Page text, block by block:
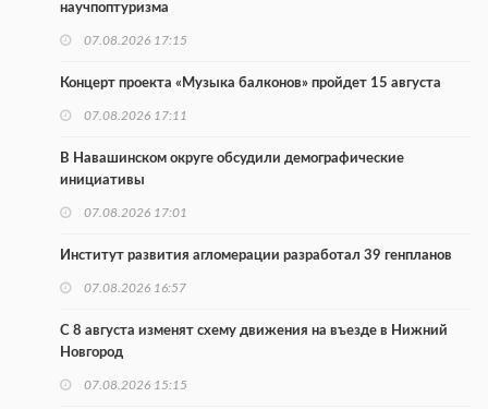
научпоптуризма
07.08.2026 17:15
Концерт проекта «Музыка балконов» пройдет 15 августа
07.08.2026 17:11
В Навашинском округе обсудили демографические
инициативы
07.08.2026 17:01
Институт развития агломерации разработал 39 генпланов
07.08.2026 16:57
С 8 августа изменят схему движения на въезде в Нижний
Новгород
07.08.2026 15:15